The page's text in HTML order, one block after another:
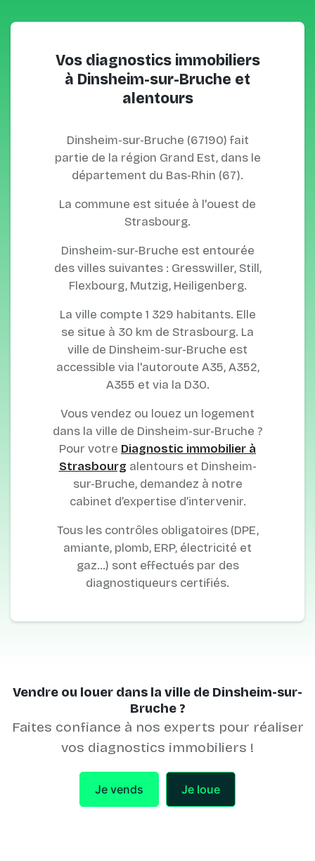
Vos diagnostics immobiliers
à Dinsheim-sur-Bruche et
alentours
Dinsheim-sur-Bruche (67190) fait
partie de la région Grand Est, dans le
département du Bas-Rhin (67).
La commune est située à l'ouest de
Strasbourg.
Dinsheim-sur-Bruche est entourée
des villes suivantes : Gresswiller, Still,
Flexbourg, Mutzig, Heiligenberg.
La ville compte 1 329 habitants. Elle
se situe à 30 km de Strasbourg. La
ville de Dinsheim-sur-Bruche est
accessible via l'autoroute A35, A352,
A355 et via la D30.
Vous vendez ou louez un logement
dans la ville de Dinsheim-sur-Bruche ?
Pour votre Diagnostic immobilier à
Strasbourg alentours et Dinsheim-
sur-Bruche, demandez à notre
cabinet d’expertise d’intervenir.
Tous les contrôles obligatoires (DPE,
amiante, plomb, ERP, électricité et
gaz…) sont effectués par des
diagnostiqueurs certifiés.
Vendre ou louer dans la ville de Dinsheim-sur-
Bruche ?
Faites confiance à nos experts pour réaliser
vos diagnostics immobiliers !
Je vends Je loue